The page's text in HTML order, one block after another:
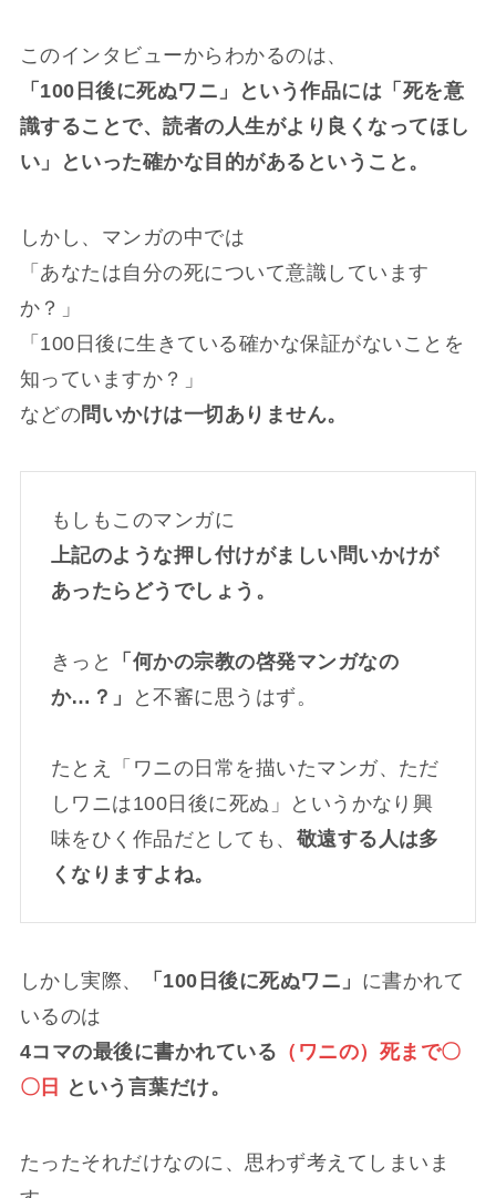
このインタビューからわかるのは、
「100日後に死ぬワニ」という作品には「死を意
識することで、読者の人生がより良くなってほし
い」といった確かな目的があるということ。
しかし、マンガの中では
「あなたは自分の死について意識しています
か？」
「100日後に生きている確かな保証がないことを
知っていますか？」
などの問いかけは一切ありません。
もしもこのマンガに
上記のような押し付けがましい問いかけが
あったらどうでしょう。
きっと
「何かの宗教の啓発マンガなの
か…？」
と不審に思うはず。
たとえ「ワニの日常を描いたマンガ、ただ
しワニは100日後に死ぬ」というかなり興
味をひく作品だとしても、 敬遠する人は多
くなりますよね。
しかし実際、 「100日後に死ぬワニ」 に書かれて
いるのは
4コマの最後に書かれている （ワニの）死まで〇
〇日
という言葉だけ。
たったそれだけなのに、思わず考えてしまいま